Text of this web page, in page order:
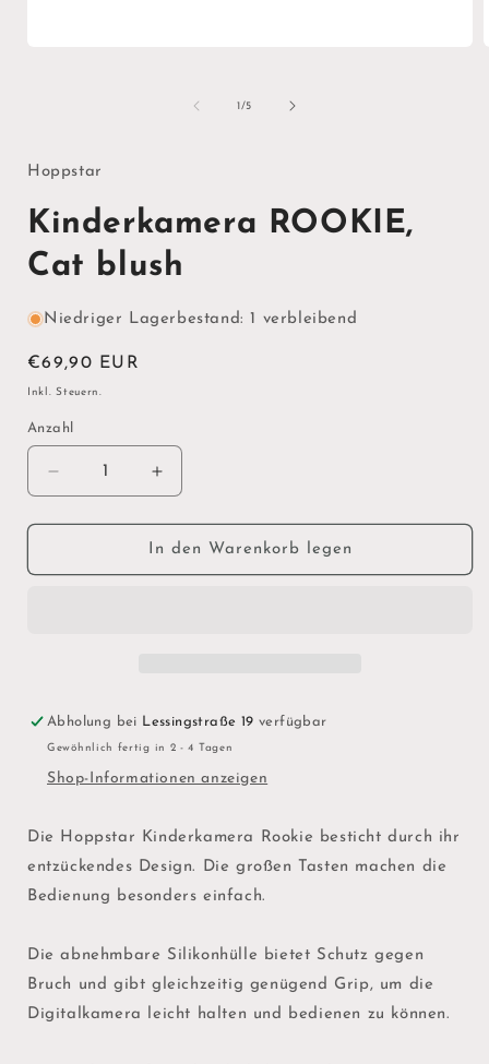
1/von
5
Hoppstar
Kinderkamera ROOKIE,
Cat blush
Niedriger Lagerbestand: 1 verbleibend
Normaler
Preis
€69,90 EUR
Inkl. Steuern.
Anzahl
Verringere
die
Menge
Kinderkamera
Erhöhe
die
Menge
für
Kinderkamera
In den Warenkorb legen
Abholung bei Lessingstraße 19 verfügbar
Gewöhnlich fertig in 2 - 4 Tagen
Shop-Informationen anzeigen
Die Hoppstar Kinderkamera Rookie besticht durch ihr
entzückendes Design. Die großen Tasten machen die
Bedienung besonders einfach.
Die abnehmbare Silikonhülle bietet Schutz gegen
Bruch und gibt gleichzeitig genügend Grip, um die
Digitalkamera leicht halten und bedienen zu können.